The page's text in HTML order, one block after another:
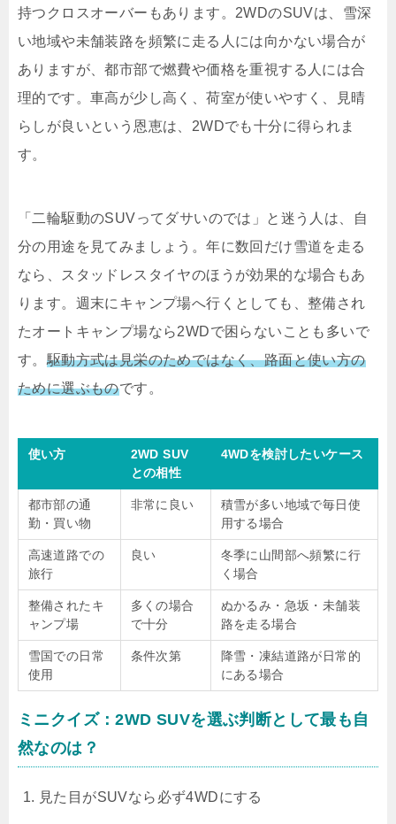
持つクロスオーバーもあります。2WDのSUVは、雪深
い地域や未舗装路を頻繁に走る人には向かない場合が
ありますが、都市部で燃費や価格を重視する人には合
理的です。車高が少し高く、荷室が使いやすく、見晴
らしが良いという恩恵は、2WDでも十分に得られま
す。
「二輪駆動のSUVってダサいのでは」と迷う人は、自
分の用途を見てみましょう。年に数回だけ雪道を走る
なら、スタッドレスタイヤのほうが効果的な場合もあ
ります。週末にキャンプ場へ行くとしても、整備され
たオートキャンプ場なら2WDで困らないことも多いで
す。 駆動方式は見栄のためではなく、路面と使い方の
ために選ぶものです。
使い方
2WD SUV
との相性
4WDを検討したいケース
都市部の通
勤・買い物
非常に良い
積雪が多い地域で毎日使
用する場合
高速道路での
旅行
良い
冬季に山間部へ頻繁に行
く場合
整備されたキ
ャンプ場
多くの場合
で十分
ぬかるみ・急坂・未舗装
路を走る場合
雪国での日常
使用
条件次第
降雪・凍結道路が日常的
にある場合
ミニクイズ：2WD SUVを選ぶ判断として最も自
然なのは？
見た目がSUVなら必ず4WDにする